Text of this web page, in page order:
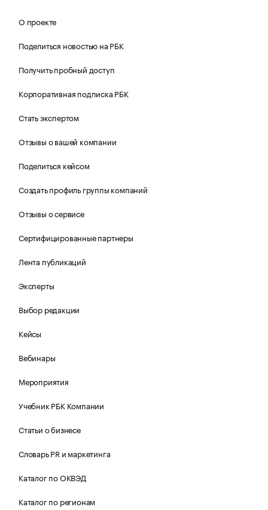
О проекте
Поделиться новостью на РБК
Получить пробный доступ
Корпоративная подписка РБК
Стать экспертом
Отзывы о вашей компании
Поделиться кейсом
Создать профиль группы компаний
Отзывы о сервисе
Сертифицированные партнеры
Лента публикаций
Эксперты
Выбор редакции
Кейсы
Вебинары
Мероприятия
Учебник РБК Компании
Статьи о бизнесе
Словарь PR и маркетинга
Каталог по ОКВЭД
Каталог по регионам